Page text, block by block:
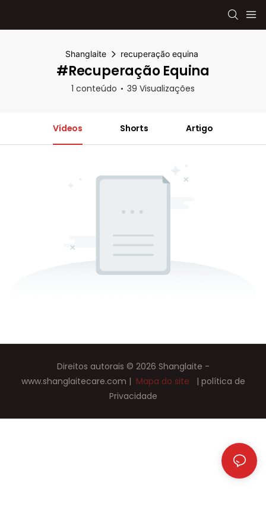
Shanglaite recuperação equina
#recuperação Equina
1 conteúdo 39 Visualizações
Vídeos Shorts Artigo
Direitos autorais © 2026 Shanglaite -
www.shanglaitecare.com | Mapa do site | política de
Privacidade